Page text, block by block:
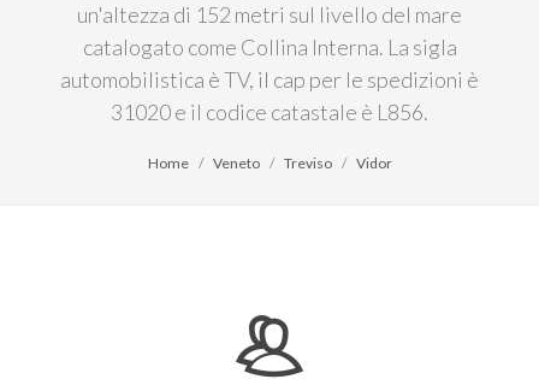
un'altezza di 152 metri sul livello del mare
catalogato come Collina Interna. La sigla
automobilistica è TV, il cap per le spedizioni è
31020 e il codice catastale è L856.
Home Veneto Treviso Vidor